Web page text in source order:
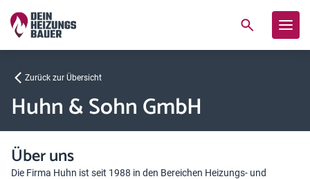
Zurück zur Übersicht
Huhn & Sohn GmbH
Über uns
Die Firma Huhn ist seit 1988 in den Bereichen Heizungs- und